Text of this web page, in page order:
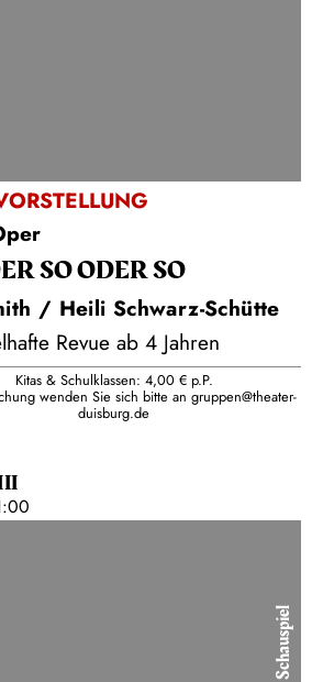
SO ODER SO
/ Heili Schwarz-Schütte
Revue ab 4 Jahren
Kitas & Schulklassen: 4,00 € p.P.
wenden Sie sich bitte an gruppen@theater-
duisburg.de
Schauspiel